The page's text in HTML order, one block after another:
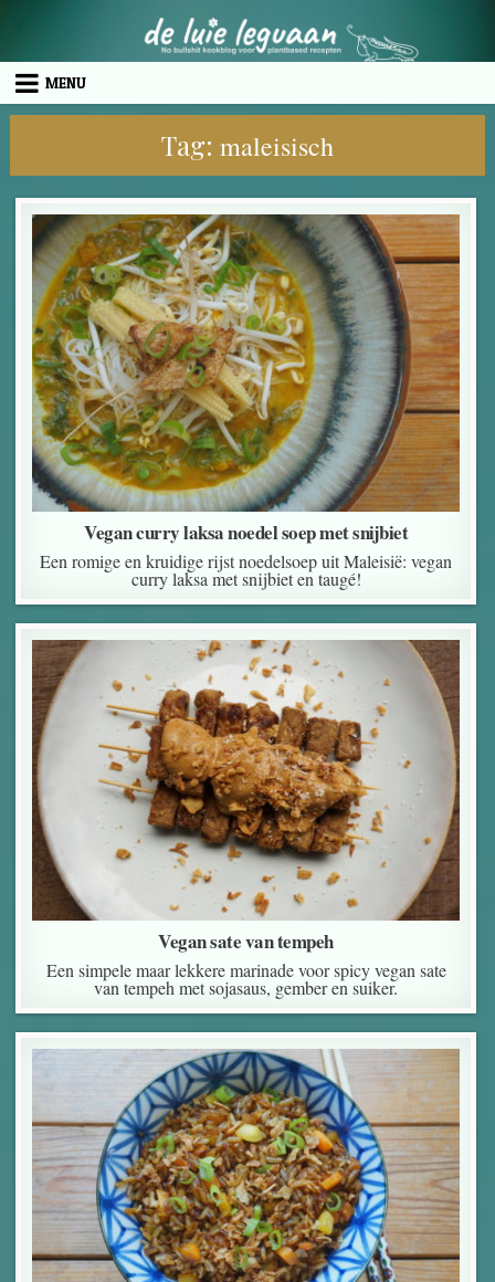
MENU
Tag: maleisisch
Vegan curry laksa noedel soep met snijbiet
Een romige en kruidige rijst noedelsoep uit Maleisië: vegan
curry laksa met snijbiet en taugé!
Vegan sate van tempeh
Een simpele maar lekkere marinade voor spicy vegan sate
van tempeh met sojasaus, gember en suiker.